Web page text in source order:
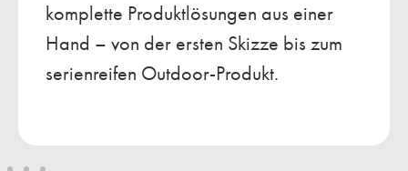
komplette Produktlösungen aus einer
Hand – von der ersten Skizze bis zum
serienreifen Outdoor-Produkt.